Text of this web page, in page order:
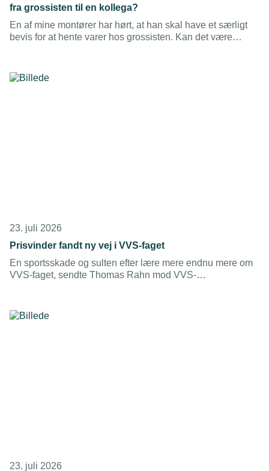
fra grossisten til en kollega?
En af mine montører har hørt, at han skal have et særligt
bevis for at hente varer hos grossisten. Kan det være
23. juli 2026
Prisvinder fandt ny vej i VVS-faget
En sportsskade og sulten efter lære mere endnu mere om
VVS-faget, sendte Thomas Rahn mod VVS-
23. juli 2026